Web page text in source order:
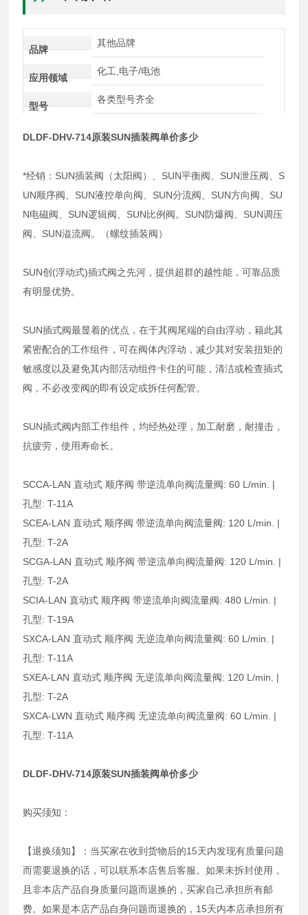
品牌
其他品牌
应用领域
化工,电子/电池
型号
各类型号齐全
DLDF-DHV-714原装SUN插装阀单价多少
*经销：SUN插装阀（太阳阀）、SUN平衡阀、SUN泄压阀、S
UN顺序阀、SUN液控单向阀、SUN分流阀、SUN方向阀、SU
N电磁阀、SUN逻辑阀、SUN比例阀。SUN防爆阀、SUN调压
阀、SUN溢流阀。（螺纹插装阀）
SUN创(浮动式)插式阀之先河，提供超群的越性能，可靠品质
有明显优势。
SUN插式阀最显着的优点，在于其阀尾端的自由浮动，籍此其
紧密配合的工作组件，可在阀体内浮动，减少其对安装扭矩的
敏感度以及避免其内部活动组件卡住的可能，清洁或检查插式
阀，不必改变阀的即有设定或拆任何配管。
SUN插式阀内部工作组件，均经热处理，加工耐磨，耐撞击，
抗疲劳，使用寿命长。
SCCA-LAN 直动式 顺序阀 带逆流单向阀流量阀: 60 L/min. |
孔型: T-11A
SCEA-LAN 直动式 顺序阀 带逆流单向阀流量阀: 120 L/min. |
孔型: T-2A
SCGA-LAN 直动式 顺序阀 带逆流单向阀流量阀: 120 L/min. |
孔型: T-2A
SCIA-LAN 直动式 顺序阀 带逆流单向阀流量阀: 480 L/min. |
孔型: T-19A
SXCA-LAN 直动式 顺序阀 无逆流单向阀流量阀: 60 L/min. |
孔型: T-11A
SXEA-LAN 直动式 顺序阀 无逆流单向阀流量阀: 120 L/min. |
孔型: T-2A
SXCA-LWN 直动式 顺序阀 无逆流单向阀流量阀: 60 L/min. |
孔型: T-11A
DLDF-DHV-714原装SUN插装阀单价多少
购买须知：
【退换须知】：当买家在收到货物后的15天内发现有质量问题
而需要退换的话，可以联系本店售后客服。如果未拆封使用，
且非本店产品自身质量问题而退换的，买家自己承担所有邮
费。如果是本店产品自身问题而退换的，15天内本店承担所有